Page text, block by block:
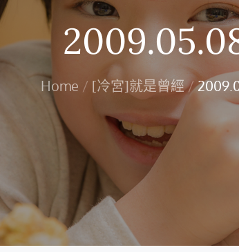
Home [冷宮]就是曾經